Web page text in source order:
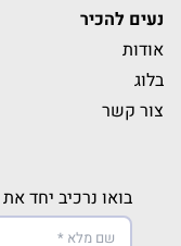
נעים להכיר
אודות
בלוג
צור קשר
בואו נרכיב יחד